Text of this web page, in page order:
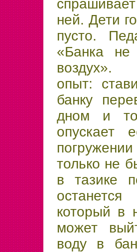
ней. Дети
пусто.
«Банка
воздух».
опыт:
банку
дном и
опускает
только не
в тазике
который в
может
воду в